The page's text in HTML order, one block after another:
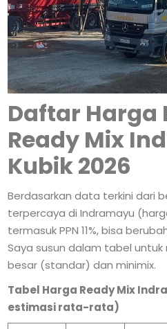
Daftar Harga
Ready Mix
Kubik 2026
Berdasarkan data terkini dari
terpercaya di Indramayu
termasuk PPN 11%, bisa
Saya susun dalam tabel
besar (standar) dan minimix.
Tabel Harga Ready Mix
estimasi rata-rata)